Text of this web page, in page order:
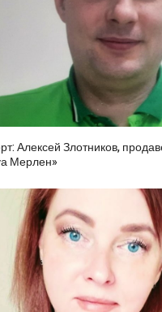
Алексей Злотников,
Мерлен»